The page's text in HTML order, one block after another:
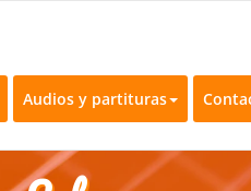
Audios y partituras